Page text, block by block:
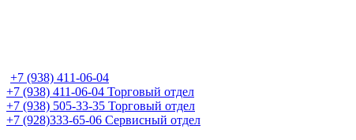
+7 (938) 411-06-04
+7 (938) 411-06-04 Торговый отдел
+7 (938) 505-33-35 Торговый отдел
+7 (928)333-65-06 Сервисный отдел